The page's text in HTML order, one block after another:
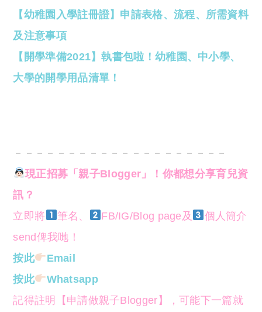
【幼稚園入學註冊證】申請表格、流程、所需資料
及注意事項
【開學準備2021】執書包啦！幼稚園、中小學、
大學的開學用品清單！
－－－－－－－－－－－－－－－－－－－－
現正招募「親子Blogger」！你都想分享育兒資
訊？
立即將
筆名、 FB/IG/Blog page及
個人簡介
send俾我哋！
按此
Email
按此
Whatsapp
記得註明【申請做親子Blogger】，可能下一篇就